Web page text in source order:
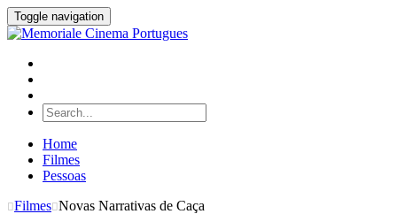
Toggle navigation
Home
Filmes
Pessoas
Filmes Novas Narrativas de Caça